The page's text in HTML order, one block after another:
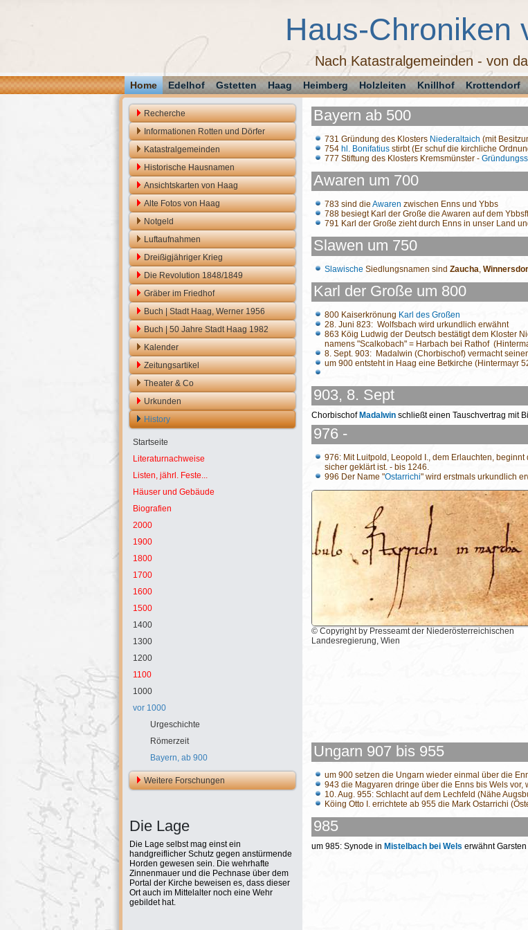
Haus-Chroniken
Nach Katastralgemeinden - von
Home Edelhof Gstetten Haag Heimberg Holzleiten Knillhof Krottendorf
Recherche
Informationen Rotten und Dörfer
Katastralgemeinden
Historische Hausnamen
Ansichtskarten von Haag
Alte Fotos von Haag
Notgeld
Luftaufnahmen
Dreißigjähriger Krieg
Die Revolution 1848/1849
Gräber im Friedhof
Buch | Stadt Haag, Werner 1956
Buch | 50 Jahre Stadt Haag 1982
Kalender
Zeitungsartikel
Theater & Co
Urkunden
History
Startseite
Literaturnachweise
Listen, jährl. Feste...
Häuser und Gebäude
Biografien
2000
1900
1800
1700
1600
1500
1400
1300
1200
1100
1000
vor 1000
Urgeschichte
Römerzeit
Bayern, ab 900
Weitere Forschungen
Die Lage
Die Lage selbst mag einst ein
handgreiflicher Schutz gegen anstürmende
Horden gewesen sein. Die wehrhafte
Zinnenmauer und die Pechnase über dem
Portal der Kirche beweisen es, dass dieser
Ort auch im Mittelalter noch eine Wehr
gebildet hat.
Bayern ab 500
731 Gründung des Klosters Niederaltaich (mit
754 hl. Bonifatius stirbt (Er schuf die kirchliche
777 Stiftung des Klosters Kremsmünster -
Awaren um 700
783 sind die Awaren zwischen Enns und Ybbs
788 besiegt Karl der Große die Awaren auf dem
791 Karl der Große zieht durch Enns in unser Land
Slawen um 750
Slawische Siedlungsnamen sind Zaucha,
Karl der Große um 800
800 Kaiserkrönung Karl des Großen
28. Juni 823: Wolfsbach wird urkundlich erwähnt
863 Köig Ludwig der Deutsch bestätigt dem Kloster
namens "Scalkobach" = Harbach bei Rathof
8. Sept. 903: Madalwin (Chorbischof) vermacht
um 900 entsteht in Haag eine Betkirche (Hintermayr
903, 8. Sept
Chorbischof Madalwin schließt einen Tauschvertrag mit
976 -
976: Mit Luitpold, Leopold I., dem Erlauchten,
sicher geklärt ist. - bis 1246.
996 Der Name "Ostarrichi" wird erstmals urkundlich
© Copyright by Presseamt der Niederösterreichischen
Landesregierung, Wien
Ungarn 907 bis 955
um 900 setzen die Ungarn wieder einmal über die
943 die Magyaren dringe über die Enns bis Wels vor,
10. Aug. 955: Schlacht auf dem Lechfeld (Nähe
Köing Otto I. errichtete ab 955 die Mark Ostarrichi
985
um 985: Synode in Mistelbach bei Wels erwähnt